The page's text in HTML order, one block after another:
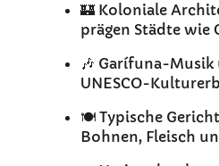
🏰 Koloniale
prägen Städte wie
🎶 Garífuna-Musik
UNESCO-
🍽️ Typische
Bohnen, Fleisch